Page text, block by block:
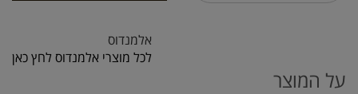
אלמנדוס
לכל מוצרי אלמנדוס לחץ כאן
על המוצר